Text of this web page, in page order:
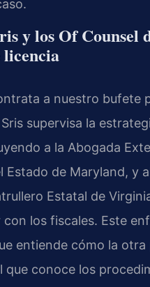
y los Of Counsel
licencia
a nuestro bufete
supervisa la
a la Abogada
Estado de Maryland, y
Estatal de
los fiscales. Este
entiende cómo la
que conoce los